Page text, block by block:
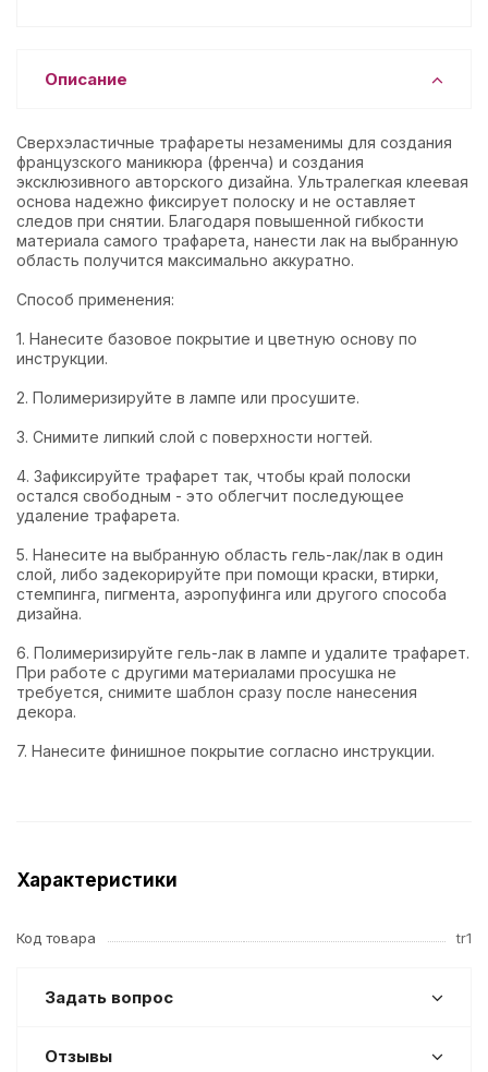
Описание
Сверхэластичные трафареты незаменимы для создания
французского маникюра (френча) и создания
эксклюзивного авторского дизайна. Ультралегкая клеевая
основа надежно фиксирует полоску и не оставляет
следов при снятии. Благодаря повышенной гибкости
материала самого трафарета, нанести лак на выбранную
область получится максимально аккуратно.
Способ применения:
1. Нанесите базовое покрытие и цветную основу по
инструкции.
2. Полимеризируйте в лампе или просушите.
3. Снимите липкий слой с поверхности ногтей.
4. Зафиксируйте трафарет так, чтобы край полоски
остался свободным - это облегчит последующее
удаление трафарета.
5. Нанесите на выбранную область гель-лак/лак в один
слой, либо задекорируйте при помощи краски, втирки,
стемпинга, пигмента, аэропуфинга или другого способа
дизайна.
6. Полимеризируйте гель-лак в лампе и удалите трафарет.
При работе с другими материалами просушка не
требуется, снимите шаблон сразу после нанесения
декора.
7. Нанесите финишное покрытие согласно инструкции.
Характеристики
Код товара tr1
Задать вопрос
Отзывы